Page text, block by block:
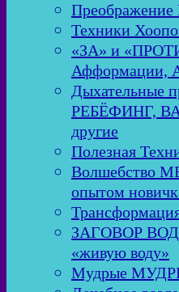
Преображение
Техники
«ЗА» и
Афформации,
Дыхательные
РЕБЁФИНГ,
другие
Полезная
Волшебство
опытом
ЗАГОВОР
«живую воду»
Мудрые